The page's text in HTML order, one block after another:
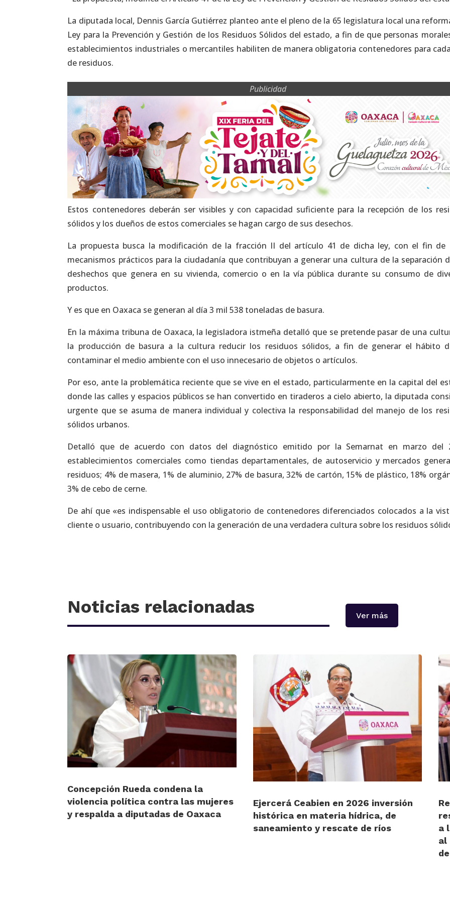
La diputada local, Dennis García Gutiérrez planteo ante el pleno de la 65 legislatura local una
Ley para la Prevención y Gestión de los Residuos Sólidos del estado, a fin de que personas
establecimientos industriales o mercantiles habiliten de manera obligatoria contenedores para
de residuos.
Publicidad
Estos contenedores deberán ser visibles y con capacidad suficiente para la recepción de los
sólidos y los dueños de estos comerciales se hagan cargo de sus desechos.
La propuesta busca la modificación de la fracción II del artículo 41 de dicha ley, con el fin de
mecanismos prácticos para la ciudadanía que contribuyan a generar una cultura de la separación
deshechos que genera en su vivienda, comercio o en la vía pública durante su consumo de
productos.
Y es que en Oaxaca se generan al día 3 mil 538 toneladas de basura.
En la máxima tribuna de Oaxaca, la legisladora istmeña detalló que se pretende pasar de una
la producción de basura a la cultura reducir los residuos sólidos, a fin de generar el hábito
contaminar el medio ambiente con el uso innecesario de objetos o artículos.
Por eso, ante la problemática reciente que se vive en el estado, particularmente en la capital del
donde las calles y espacios públicos se han convertido en tiraderos a cielo abierto, la diputada
urgente que se asuma de manera individual y colectiva la responsabilidad del manejo de los
sólidos urbanos.
Detalló que de acuerdo con datos del diagnóstico emitido por la Semarnat en marzo del
establecimientos comerciales como tiendas departamentales, de autoservicio y mercados
residuos; 4% de masera, 1% de aluminio, 27% de basura, 32% de cartón, 15% de plástico, 18%
3% de cebo de cerne.
De ahí que «es indispensable el uso obligatorio de contenedores diferenciados colocados a la
cliente o usuario, contribuyendo con la generación de una verdadera cultura sobre los residuos
Noticias relacionadas Ver más
Concepción Rueda condena la
violencia política contra las mujeres
y respalda a diputadas de Oaxaca
Ejercerá Ceabien en 2026 inversión
histórica en materia hídrica, de
saneamiento y rescate de ríos
a
al